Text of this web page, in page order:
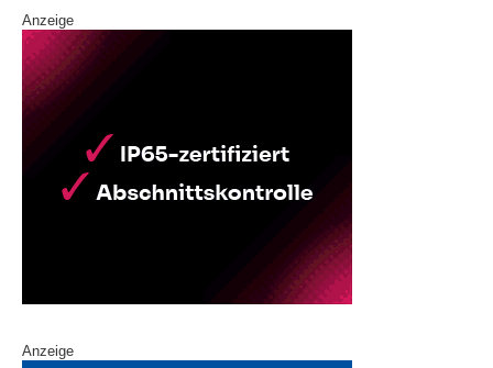
Anzeige
Anzeige